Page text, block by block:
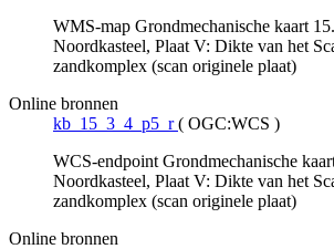
WMS-map Grondmechanische kaart
Noordkasteel, Plaat V: Dikte van het
zandkomplex (scan originele plaat)
Online bronnen
kb_15_3_4_p5_r ( OGC:WCS )
WCS-endpoint Grondmechanische
Noordkasteel, Plaat V: Dikte van het
zandkomplex (scan originele plaat)
Online bronnen